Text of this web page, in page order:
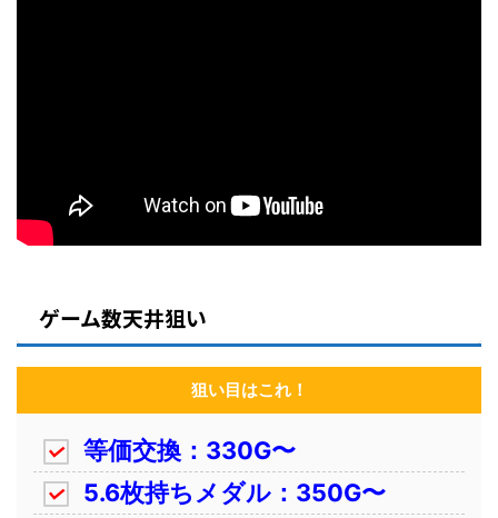
ゲーム数天井狙い
狙い目はこれ！
等価交換：330G〜
5.6枚持ちメダル：350G〜